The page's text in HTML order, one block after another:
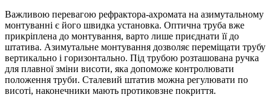
Важливою перевагою рефрактора-ахромата на азимутальному
монтуванні є його швидка установка. Оптична труба вже
прикріплена до монтування, варто лише приєднати її до
штатива. Азимутальне монтування дозволяє переміщати трубу
вертикально і горизонтально. Під трубою розташована ручка
для плавної зміни висоти, яка допоможе контролювати
положення труби. Сталевий штатив можна регулювати по
висоті, наконечники мають протиковзне покриття.